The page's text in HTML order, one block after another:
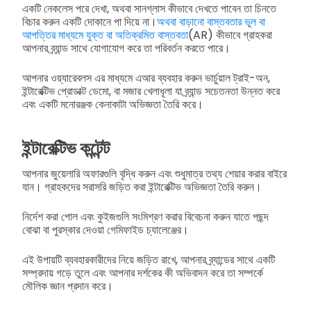
একটি নেকলেস পরে দেখা, অথবা সানগ্লাস কীভাবে দেখতে পাবেন তা চিনতে
বিচার করুন একটি দোকানে পা দিয়ে না।অথবা বাড়ানো বাস্তবতার ভুল বা
আপত্তির মাধ্যমে যুক্ত বা অতিক্রমিত বাস্তবতা(AR) কীভাবে গ্রাহকরা
আপনার ব্র্যান্ড সাথে যোগাযোগ করে তা পরিবর্তন করতে পারে।
আপনার ওয়্যারেবলস এর মাধ্যমে এআর ব্যবহার করুন ভার্চুয়াল ট্রাই-অন,
ইন্টারেক্টিভ প্রোডাক্ট ডেমো, বা মজার খেলাধূলা যা ব্র্যান্ড সচেতনতা উন্নত করে
এবং একটি মনোরঞ্জক কেনাকাটা অভিজ্ঞতা তৈরি করে।
ইন্টারেক্টিভ কন্টেন্ট
আপনার জুয়েলারি অফারগুলি বৃদ্ধি করুন এবং শুধুমাত্র তথ্য শেয়ার করার বাইরে
যান। গ্রাহকদের সরাসরি জড়িত করা ইন্টারেক্টিভ অভিজ্ঞতা তৈরি করুন।
নির্দেশ করা পোল এবং কুইজগুলি সংমিশ্রণ করার বিবেচনা করুন যাতে পছন্দ
বোঝা বা পুরস্কার দেওয়া গেমিফাইড চ্যালেঞ্জের।
এই উপায়টি ব্যবহারকারীদের নিয়ে জড়িত রাখে, আপনার ব্র্যান্ডের সাথে একটি
সম্প্রদায় গড়ে তুলে এবং আপনার দর্শকের কী অভিবাদন করে তা সম্পর্কে
মৌলিক জ্ঞান প্রদান করে।